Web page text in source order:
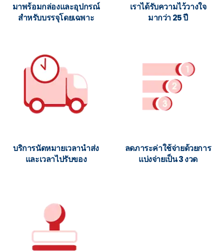
มาพร้อมกล่องและอุปกรณ์
สำหรับบรรจุโดยเฉพาะ
เราได้รับความไว้วางใจ
มากว่า 25 ปี
บริการนัดหมายเวลานำส่ง
และเวลาไปรับของ
ลดภาระค่าใช้จ่ายด้วยการ
แบ่งจ่ายเป็น 3 งวด